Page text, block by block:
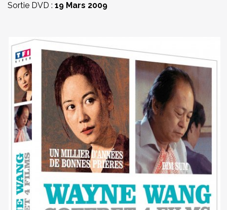
Sortie DVD : 19 Mars 2009